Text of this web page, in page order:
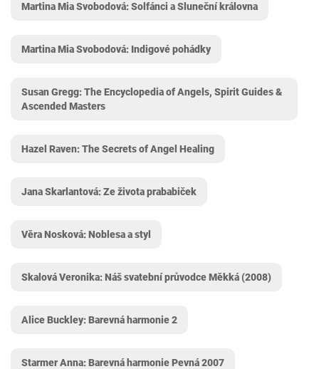
Martina Mia Svobodová: Solfánci a Sluneční královna
Martina Mia Svobodová: Indigové pohádky
Susan Gregg: The Encyclopedia of Angels, Spirit Guides &
Ascended Masters
Hazel Raven: The Secrets of Angel Healing
Jana Skarlantová: Ze života prababiček
Věra Nosková: Noblesa a styl
Skalová Veronika: Náš svatební průvodce Měkká (2008)
Alice Buckley: Barevná harmonie 2
Starmer Anna: Barevná harmonie Pevná 2007